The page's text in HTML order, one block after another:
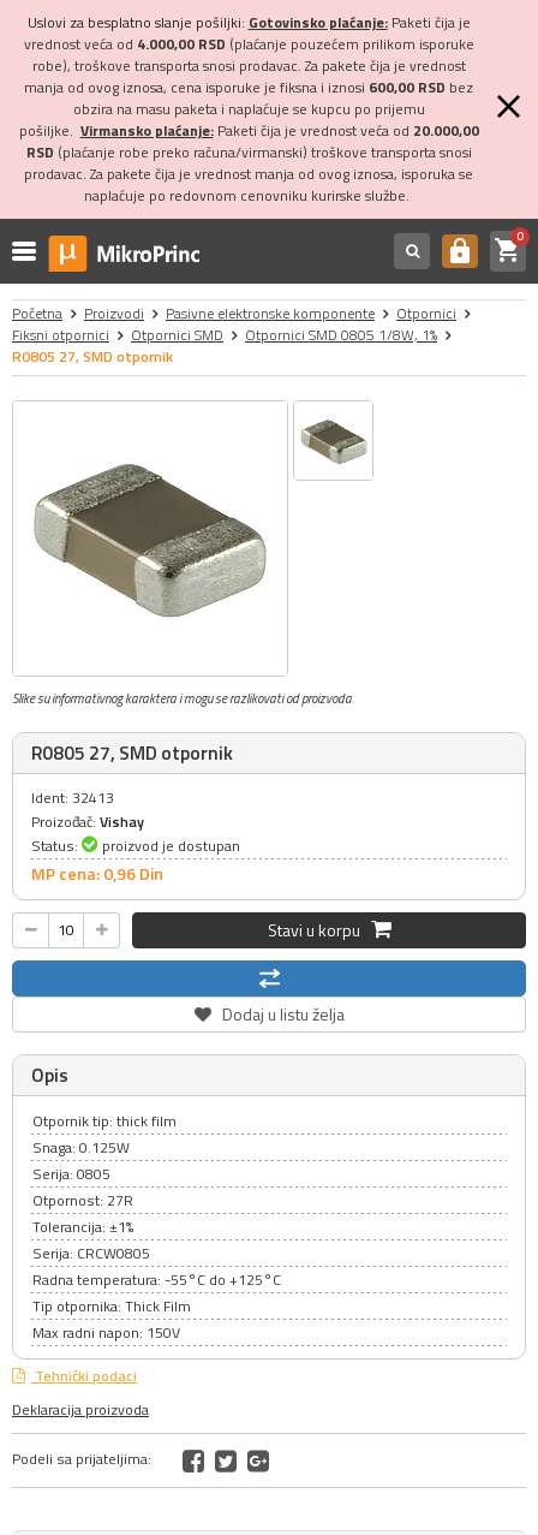
Uslovi za besplatno slanje pošiljki: Gotovinsko plaćanje:Paketi čija je
vrednost veća od 4.000,00 RSD (plaćanje pouzećem prilikom isporuke
robe), troškove transporta snosi prodavac. Za pakete čija je vrednost
manja od ovog iznosa, cena isporuke je fiksna i iznosi 600,00 RSD bez
obzira na masu paketa i naplaćuje se kupcu po prijemu
pošiljke. Virmansko plaćanje:Paketi čija je vrednost veća od 20.000,00
RSD (plaćanje robe preko računa/virmanski) troškove transporta snosi
prodavac. Za pakete čija je vrednost manja od ovog iznosa, isporuka se
naplaćuje po redovnom cenovniku kurirske službe.
https shopping_cart0
Početna Proizvodi Pasivne elektronske komponente
Otpornici
Fiksni otpornici
Otpornici SMD
Otpornici SMD 0805 1/8W, 1%
R0805 27, SMD otpornik
Slike su informativnog karaktera i mogu se razlikovati od proizvoda
R0805 27, SMD otpornik
Ident: 32413
Proizođač: Vishay
Status:
proizvod je dostupan
MP cena: 0,96Din
Stavi u korpu
Dodaj u listu želja
Opis
Otpornik tip: thick film
Snaga: 0.125W
Serija: 0805
Otpornost: 27R
Tolerancija: ±1%
Serija: CRCW0805
Radna temperatura: -55°C do +125°C
Tip otpornika: Thick Film
Max radni napon: 150V
Tehnički podaci
Deklaracija proizvoda
Podeli sa prijateljima: